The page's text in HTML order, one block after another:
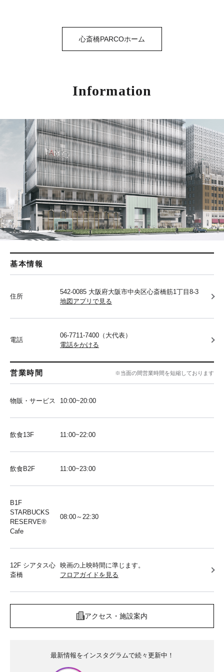
心斎橋PARCOホーム
Information
基本情報
住所
542-0085 大阪府大阪市中央区心斎橋筋1丁目8-3
地図アプリで見る
電話
06-7711-7400（大代表）
電話をかける
営業時間 ※当面の間営業時間を短縮しております
物販・サービス 10:00~20:00
飲食13F 11:00~22:00
飲食B2F 11:00~23:00
B1F
STARBUCKS
RESERVE®︎
Cafe
08:00～22:30
12F シアタス心
斎橋
映画の上映時間に準じます。
フロアガイドを見る
アクセス・施設案内
最新情報をインスタグラムで続々更新中！